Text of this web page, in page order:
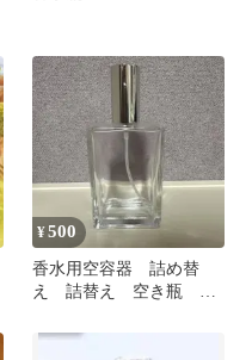
¥500
香水用空容器 詰め替
え 詰替え 空き瓶 空